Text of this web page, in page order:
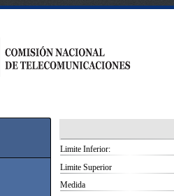
Limite Inferior:
Limite Superior
Medida